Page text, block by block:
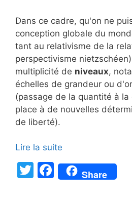
Dans ce cadre, qu'on ne
conception globale du
tant au relativisme de la
perspectivisme
multiplicité de niveaux,
échelles de grandeur ou
(passage de la quantité à
place à de nouvelles
de liberté).
Lire la suite
T
F
a
Share